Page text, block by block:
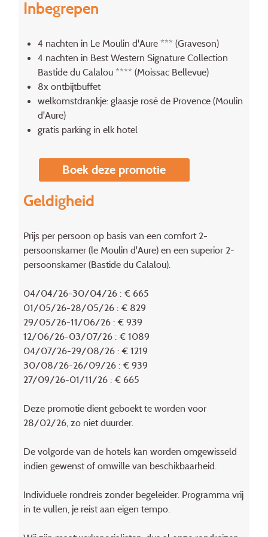
Inbegrepen
4 nachten in Le Moulin d'Aure *** (Graveson)
4 nachten in Best Western Signature Collection
Bastide du Calalou **** (Moissac Bellevue)
8x ontbijtbuffet
welkomstdrankje: glaasje rosé de Provence (Moulin
d'Aure)
gratis parking in elk hotel
Boek deze promotie
Geldigheid
Prijs per persoon op basis van een comfort 2-
persoonskamer (le Moulin d'Aure) en een superior 2-
persoonskamer (Bastide du Calalou).
04/04/26-30/04/26 : € 665
01/05/26-28/05/26 : € 829
29/05/26-11/06/26 : € 939
12/06/26-03/07/26 : € 1089
04/07/26-29/08/26 : € 1219
30/08/26-26/09/26 : € 939
27/09/26-01/11/26 : € 665
Deze promotie dient geboekt te worden voor
28/02/26, zo niet duurder.
De volgorde van de hotels kan worden omgewisseld
indien gewenst of omwille van beschikbaarheid.
Individuele rondreis zonder begeleider. Programma vrij
in te vullen, je reist aan eigen tempo.